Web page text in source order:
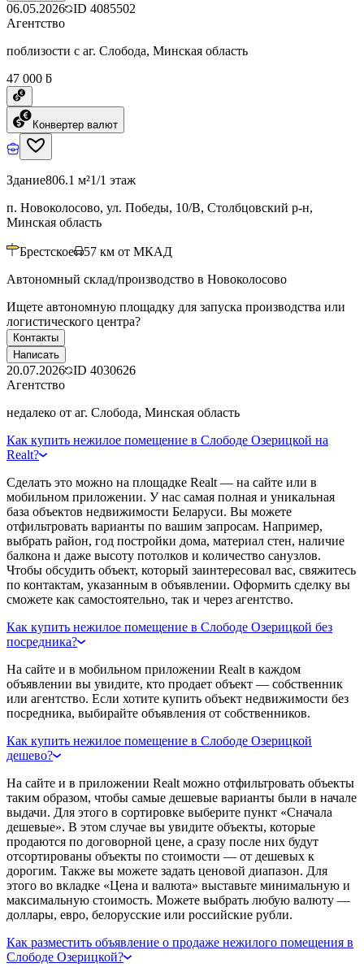
06.05.2026 ID 4085502
Агентство
поблизости с аг. Слобода, Минская область
47 000 ƃ
Конвертер валют
Здание806.1 м²1/1 этаж
п. Новоколосово, ул. Победы, 10/В, Столбцовский р-н,
Минская область
Брестское 57 км от МКАД
Автономный склад/производство в Новоколосово
Ищете автономную площадку для запуска производства или
логистического центра?
Контакты
Написать
20.07.2026 ID 4030626
Агентство
недалеко от аг. Слобода, Минская область
Как купить нежилое помещение в Слободе Озерицкой на
Realt?
Сделать это можно на площадке Realt — на сайте или в
мобильном приложении. У нас самая полная и уникальная
база объектов недвижимости Беларуси. Вы можете
отфильтровать варианты по вашим запросам. Например,
выбрать район, год постройки дома, материал стен, наличие
балкона и даже высоту потолков и количество санузлов.
Чтобы обсудить объект, который заинтересовал вас, свяжитесь
по контактам, указанным в объявлении. Оформить сделку вы
сможете как самостоятельно, так и через агентство.
Как купить нежилое помещение в Слободе Озерицкой без
посредника?
На сайте и в мобильном приложении Realt в каждом
объявлении вы увидите, кто продает объект — собственник
или агентство. Если хотите купить объект недвижимости без
посредника, выбирайте объявления от собственников.
Как купить нежилое помещение в Слободе Озерицкой
дешево?
На сайте и в приложении Realt можно отфильтровать объекты
таким образом, чтобы самые дешевые варианты были в начале
выдачи. Для этого в сортировке выберите пункт «Сначала
дешевые». В этом случае вы увидите объекты, которые
продаются по договорной цене, а сразу после них будут
отсортированы объекты по стоимости — от дешевых к
дорогим. Также вы можете задать ценовой диапазон. Для
этого во вкладке «Цена и валюта» выставьте минимальную и
максимальную стоимость. Можете выбрать любую валюту —
доллары, евро, белорусские или российские рубли.
Как разместить объявление о продаже нежилого помещения в
Слободе Озерицкой?